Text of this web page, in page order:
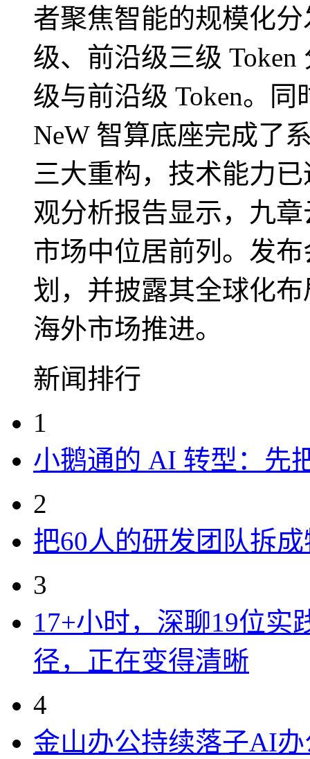
者聚焦智能的规模化
级、前沿级三级
级与前沿级 Token。
NeW 智算底座完成了
三大重构，技术能力
观分析报告显示，九
市场中位居前列。发
划，并披露其全球化
海外市场推进。
新闻排行
1
小鹅通的 AI 转型：先
2
把60人的研发团队拆
3
17+小时，深聊19位实
径，正在变得清晰
4
金山办公持续落子AI办